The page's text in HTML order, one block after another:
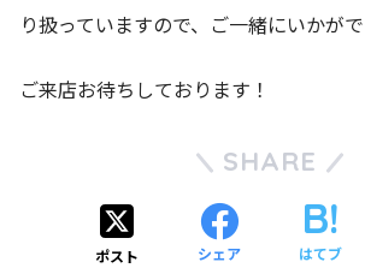
り扱っていますので、ご一緒にいかが
ご来店お待ちしております！
SHARE
ポスト シェア はてブ